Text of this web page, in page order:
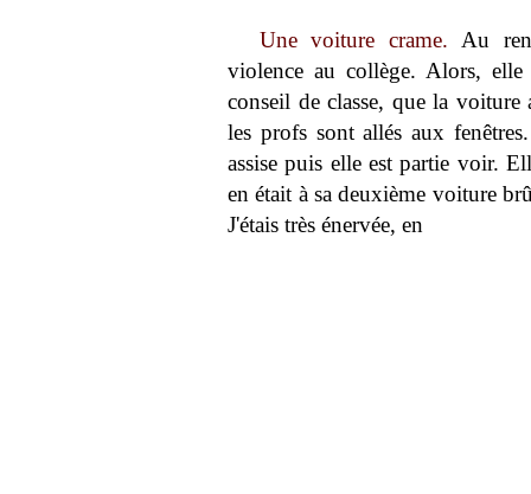
Une voiture crame. Au
violence au collège. Alors,
conseil de classe, que la
les profs sont allés aux
assise puis elle est partie voir.
en était à sa deuxième voiture
J'étais très énervée, en